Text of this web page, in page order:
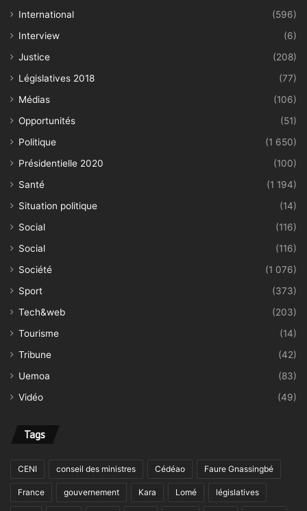
International
(596)
Interview
(6)
Justice
(208)
Législatives 2018
(77)
Médias
(106)
Opportunités
(51)
Politique
(1 650)
Présidentielle 2020
(100)
Santé
(1 194)
Situation politique
(14)
Social
(116)
Social
(116)
Société
(1 076)
Sport
(373)
Tech&web
(203)
Tourisme
(14)
Tribune
(42)
Uemoa
(83)
Vidéo
(49)
Tags
CENI conseil des ministres Cédéao Faure Gnassingbé
France gouvernement Kara Lomé législatives